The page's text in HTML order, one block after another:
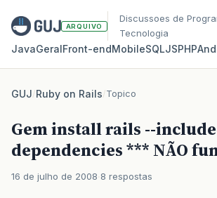
ARQUIVO
Discussoes de
Tecnologia
JavaGeralFront‑endMobileSQLJSPHP
GUJ/Ruby on Rails/Topico
Gem install rails --
dependencies *** NÃO
16 de julho de 2008 8 respostas